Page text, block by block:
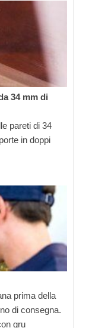
34 mm di
pareti di 34
in doppi
prima della
di consegna.
gru